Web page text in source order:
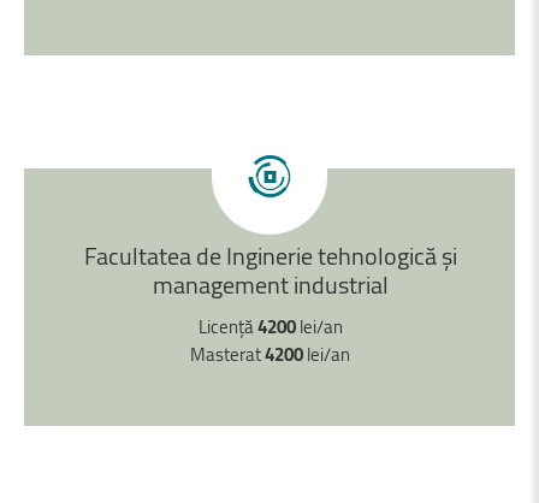
FacultateadeInginerietehnologicăși
managementindustrial
Licență4200lei/an
Masterat4200lei/an